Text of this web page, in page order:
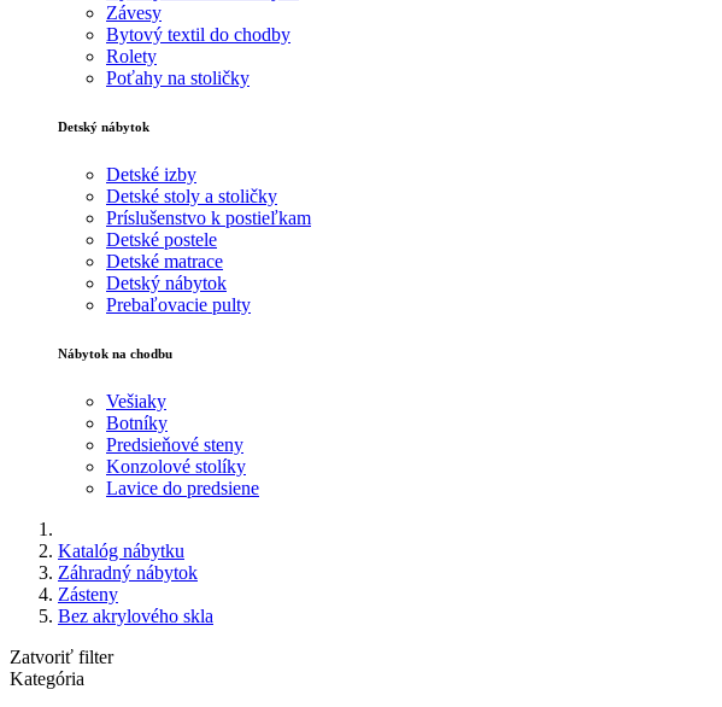
Závesy
Bytový textil do chodby
Rolety
Poťahy na stoličky
Detský nábytok
Detské izby
Detské stoly a stoličky
Príslušenstvo k postieľkam
Detské postele
Detské matrace
Detský nábytok
Prebaľovacie pulty
Nábytok na chodbu
Vešiaky
Botníky
Predsieňové steny
Konzolové stolíky
Lavice do predsiene
Katalóg nábytku
Záhradný nábytok
Zásteny
Bez akrylového skla
Zatvoriť filter
Kategória